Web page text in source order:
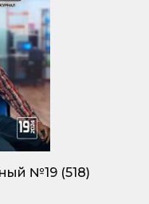
№19 (518)